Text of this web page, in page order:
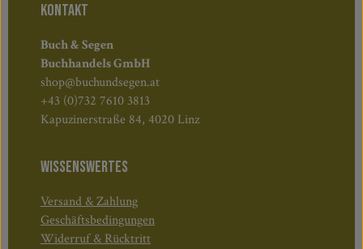
KONTAKT
Buch & Segen
Buchhandels GmbH
shop@buchundsegen.at
+43 (0)732 7610 3813
Kapuzinerstraße 84, 4020 Linz
WISSENSWERTES
Versand & Zahlung
Geschäftsbedingungen
Widerruf & Rücktritt